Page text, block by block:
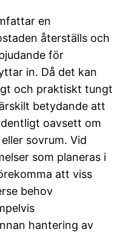
en
återställs och
för
in. Då det kan
och praktiskt tungt
betydande att
oavsett om
sovrum. Vid
som planeras i
att viss
behov
hantering av